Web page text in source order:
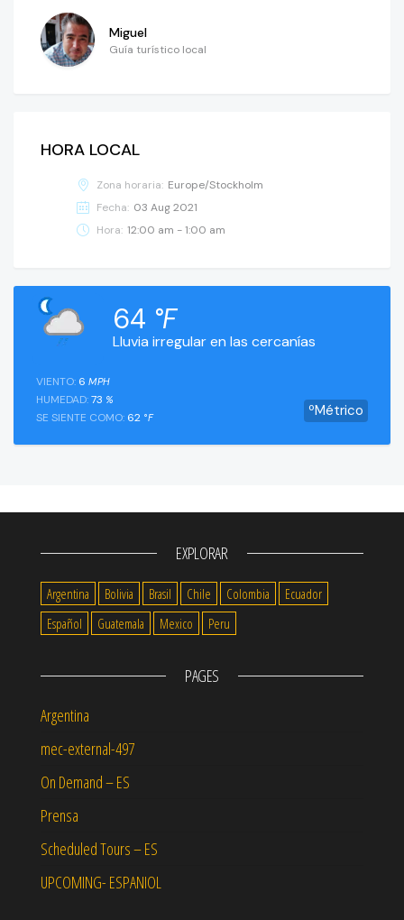
Miguel
Guía turístico local
HORA LOCAL
Zona horaria: Europe/Stockholm
Fecha: 03 Aug 2021
Hora: 12:00 am - 1:00 am
Lluvia irregular en las cercanías
64 °F
ºMétrico
VIENTO: 6 MPH
HUMEDAD:73 %
SE SIENTE COMO: 62 °F
EXPLORAR
Argentina Bolivia Brasil Chile Colombia
Ecuador
Español
Guatemala Mexico Peru
PAGES
Argentina
mec-external-497
On Demand – ES
Prensa
Scheduled Tours – ES
UPCOMING- ESPANIOL